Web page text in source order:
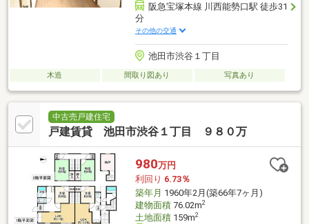
阪急宝塚本線 川西能勢口駅 徒歩31
分
その他の交通
池田市渋谷１丁目
木造 間取り図あり 写真あり
中古売戸建住宅
戸建賃貸 池田市渋谷１丁目 ９８０万
980万円
利回り 6.73％
築年月 1960年2月(築66年7ヶ月)
建物面積76.02m2
土地面積159m2